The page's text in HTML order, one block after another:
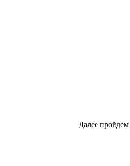
Далее пройдем